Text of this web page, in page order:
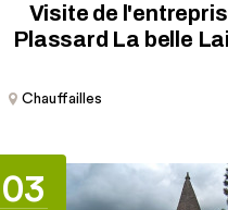
Visite de
Plassard La belle
Chauffailles
03